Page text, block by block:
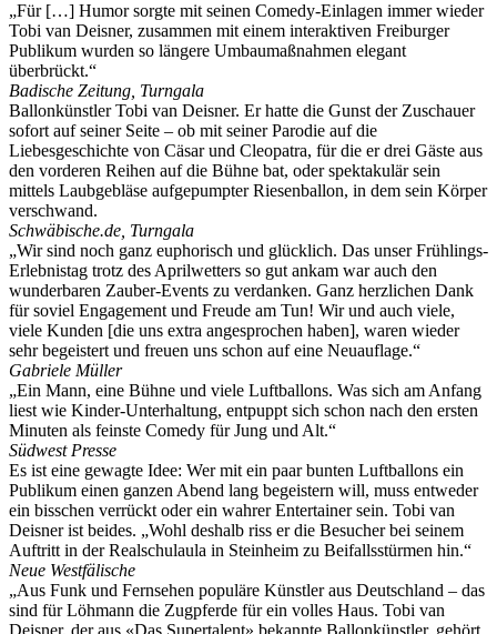
„Für […] Humor sorgte mit seinen Comedy-Einlagen immer wieder
Tobi van Deisner, zusammen mit einem interaktiven Freiburger
Publikum wurden so längere Umbaumaßnahmen elegant
überbrückt.“
Badische Zeitung, Turngala
Ballonkünstler Tobi van Deisner. Er hatte die Gunst der Zuschauer
sofort auf seiner Seite – ob mit seiner Parodie auf die
Liebesgeschichte von Cäsar und Cleopatra, für die er drei Gäste aus
den vorderen Reihen auf die Bühne bat, oder spektakulär sein
mittels Laubgebläse aufgepumpter Riesenballon, in dem sein Körper
verschwand.
Schwäbische.de, Turngala
„Wir sind noch ganz euphorisch und glücklich. Das unser Frühlings-
Erlebnistag trotz des Aprilwetters so gut ankam war auch den
wunderbaren Zauber-Events zu verdanken. Ganz herzlichen Dank
für soviel Engagement und Freude am Tun! Wir und auch viele,
viele Kunden [die uns extra angesprochen haben], waren wieder
sehr begeistert und freuen uns schon auf eine Neuauflage.“
Gabriele Müller
„Ein Mann, eine Bühne und viele Luftballons. Was sich am Anfang
liest wie Kinder-Unterhaltung, entpuppt sich schon nach den ersten
Minuten als feinste Comedy für Jung und Alt.“
Südwest Presse
Es ist eine gewagte Idee: Wer mit ein paar bunten Luftballons ein
Publikum einen ganzen Abend lang begeistern will, muss entweder
ein bisschen verrückt oder ein wahrer Entertainer sein. Tobi van
Deisner ist beides. „Wohl deshalb riss er die Besucher bei seinem
Auftritt in der Realschulaula in Steinheim zu Beifallsstürmen hin.“
Neue Westfälische
„Aus Funk und Fernsehen populäre Künstler aus Deutschland – das
sind für Löhmann die Zugpferde für ein volles Haus. Tobi van